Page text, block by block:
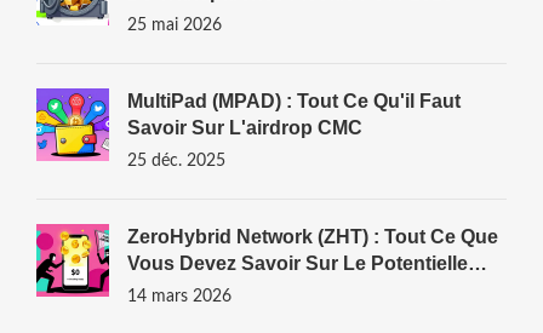
25 mai 2026
MultiPad (MPAD) : Tout Ce Qu'il Faut
Savoir Sur L'airdrop CMC
25 déc. 2025
ZeroHybrid Network (ZHT) : Tout Ce Que
Vous Devez Savoir Sur Le Potentielle
Airdrop Et CoinMarketCap
14 mars 2026